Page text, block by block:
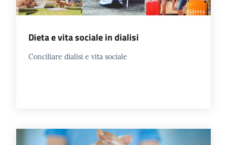
Dieta e vita sociale in dialisi
Conciliare dialisi e vita sociale